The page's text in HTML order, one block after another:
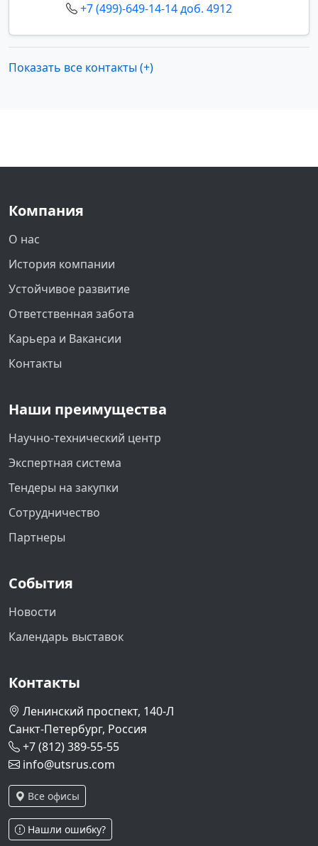
+7 (499)-649-14-14 доб. 4912
Показать все контакты (+)
Компания
О нас
История компании
Устойчивое развитие
Ответственная забота
Карьера и Вакансии
Контакты
Наши преимущества
Научно-технический центр
Экспертная система
Тендеры на закупки
Сотрудничество
Партнеры
События
Новости
Календарь выставок
Контакты
Ленинский проспект, 140-Л
Санкт-Петербург, Россия
+7 (812) 389-55-55
info@utsrus.com
Все офисы
Нашли ошибку?